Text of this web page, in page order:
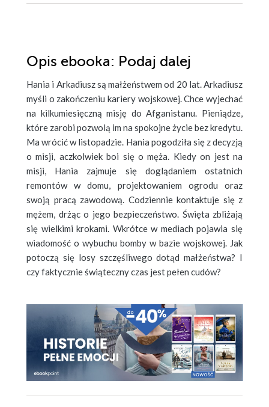
Opis ebooka: Podaj dalej
Hania i Arkadiusz są małżeństwem od 20 lat. Arkadiusz
myśli o zakończeniu kariery wojskowej. Chce wyjechać
na kilkumiesięczną misję do Afganistanu. Pieniądze,
które zarobi pozwolą im na spokojne życie bez kredytu.
Ma wrócić w listopadzie. Hania pogodziła się z decyzją
o misji, aczkolwiek boi się o męża. Kiedy on jest na
misji, Hania zajmuje się doglądaniem ostatnich
remontów w domu, projektowaniem ogrodu oraz
swoją pracą zawodową. Codziennie kontaktuje się z
mężem, drżąc o jego bezpieczeństwo. Święta zbliżają
się wielkimi krokami. Wkrótce w mediach pojawia się
wiadomość o wybuchu bomby w bazie wojskowej. Jak
potoczą się losy szczęśliwego dotąd małżeństwa? I
czy faktycznie świąteczny czas jest pełen cudów?